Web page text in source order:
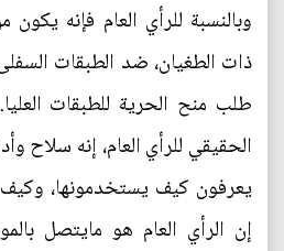
وبالنسبة للرأي العام فإنه
ذات الطغيان، ضد الطبقات
طلب منح الحرية للطبقات
الحقيقي للرأي العام، إنه سلاح
يعرفون كيف يستخدمونها،
إن الرأي العام هو مايتصل